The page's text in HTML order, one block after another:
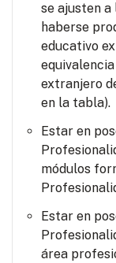
se ajusten
haberse
educativo
extranjero
en la tabla).
Estar en
módulos
Estar en
área